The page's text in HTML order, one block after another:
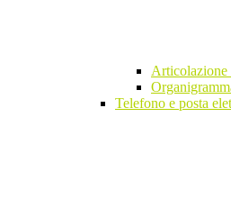
Telefono e posta